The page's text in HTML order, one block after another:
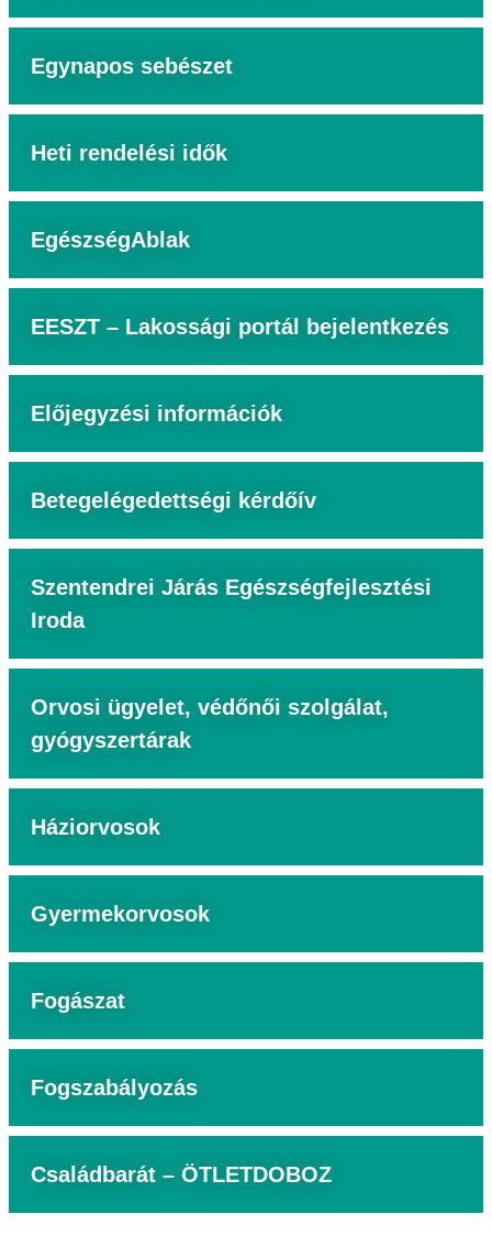
Egynapos sebészet
Heti rendelési idők
EgészségAblak
EESZT – Lakossági portál bejelentkezés
Előjegyzési információk
Betegelégedettségi kérdőív
Szentendrei Járás Egészségfejlesztési
Iroda
Orvosi ügyelet, védőnői szolgálat,
gyógyszertárak
Háziorvosok
Gyermekorvosok
Fogászat
Fogszabályozás
Családbarát – ÖTLETDOBOZ